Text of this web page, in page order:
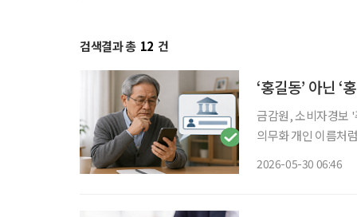
검색결과 총 12 건
‘홍길동’ 아닌 ‘
금감원, 소비자경보
의무화 개인 이름처럼 보이는 계좌가 사실은 단체 계좌일 수 있어 금융소비자의 주의가 요구
2026-05-30 06:46